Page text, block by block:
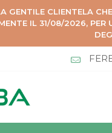
GENTILE CLIENTELA
IL 31/08/2026,